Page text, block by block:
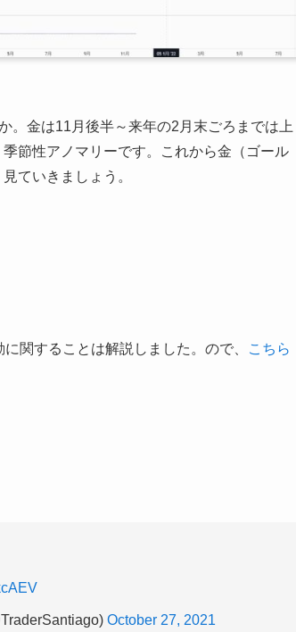
。金は11月後半～来年の2月末ごろまでは上
節性アノマリーです。これから金（ゴール
ていきましょう。
関することは解説しました。ので、
こちら
October 27, 2021